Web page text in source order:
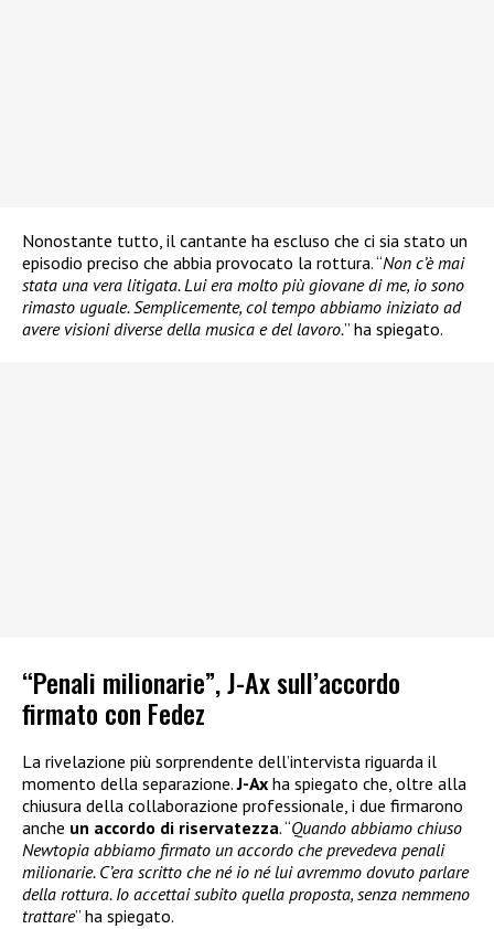
Nonostante tutto, il cantante ha escluso che ci sia stato un
episodio preciso che abbia provocato la rottura. “Non c’è mai
stata una vera litigata. Lui era molto più giovane di me, io sono
rimasto uguale. Semplicemente, col tempo abbiamo iniziato ad
avere visioni diverse della musica e del lavoro.” ha spiegato.
“Penali milionarie”, J-Ax sull’accordo
firmato con Fedez
La rivelazione più sorprendente dell’intervista riguarda il
momento della separazione.J-Ax ha spiegato che, oltre alla
chiusura della collaborazione professionale, i due firmarono
anche un accordo di riservatezza. “Quando abbiamo chiuso
Newtopia abbiamo firmato un accordo che prevedeva penali
milionarie. C’era scritto che né io né lui avremmo dovuto parlare
della rottura. Io accettai subito quella proposta, senza nemmeno
trattare” ha spiegato.